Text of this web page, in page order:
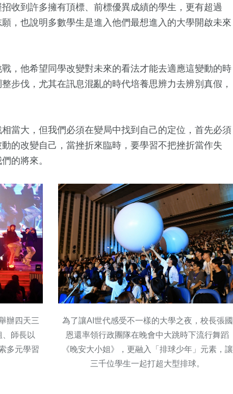
收到許多擁有頂標、前標優異成績的學生，更有超過
，也說明多數學生是進入他們最想進入的大學開啟未來
，他希望同學改變對未來的看法才能去適應這變動的時
步伐，尤其在訊息混亂的時代培養思辨力去辨別真假，
當大，但我們必須在變局中找到自己的定位，首先必須
的改變自己，當挫折來臨時，要學習不把挫折當作失
的將來。
辦四天三
師長以
多元學習
為了讓AI世代感受不一樣的大學之夜，校長張國
恩還率領行政團隊在晚會中大跳時下流行舞蹈
《晚安大小姐》，更融入「排球少年」元素，讓
三千位學生一起打超大型排球。